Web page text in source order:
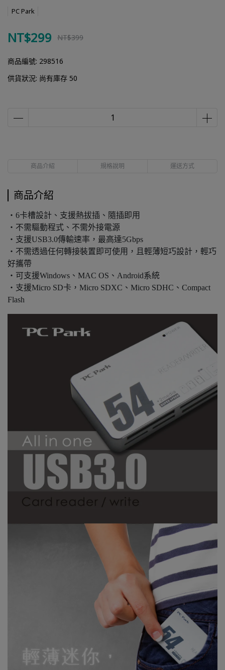
PC Park
NT$299 NT$399
商品編號: 298516
供貨狀況: 尚有庫存 50
商品介紹 規格說明 運送方式
商品介紹
‧6卡槽設計、支援熱拔插、隨插即用
‧不需驅動程式、不需外接電源
‧支援USB3.0傳輸速率，最高達5Gbps
‧不需透過任何轉接裝置即可使用，且輕薄短巧設計，輕巧
好攜帶
‧可支援Windows、MAC OS、Android系統
‧支援Micro SD卡，Micro SDXC、Micro SDHC、Compact
Flash